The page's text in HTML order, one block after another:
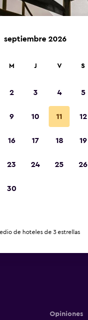
Opiniones
septiembre 2026
M J V S
2 3 4 5
9 10 11 12
16 17 18 19
23 24 25 26
30
de hoteles de 3 estrellas